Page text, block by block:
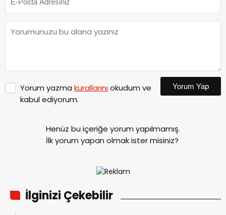
Yorum yazma kurallarınıokudum ve
kabul ediyorum.
Yorum Yap
Henüz bu içeriğe yorum yapılmamış.
İlk yorum yapan olmak ister misiniz?
İlginizi Çekebilir